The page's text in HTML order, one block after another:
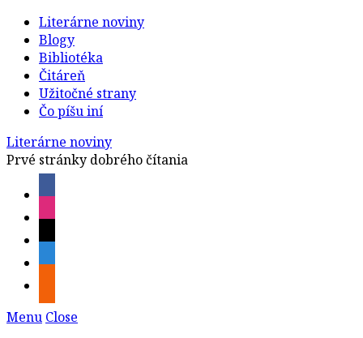
Literárne noviny
Blogy
Bibliotéka
Čitáreň
Užitočné strany
Čo píšu iní
Literárne noviny
Prvé stránky dobrého čítania
Menu Close